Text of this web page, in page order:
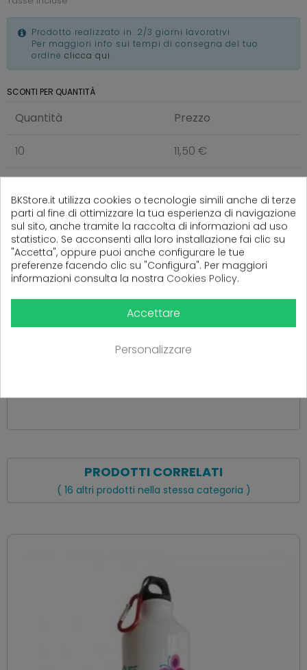
Prodotto realizzato in: 2/3 giorni lavorativi
Per maggiori info sui tempi di consegna del tuo
ordine clicca qui.
SCONTI PER QUANTITÀ
Quantità Prezzo
10 11,50 €
25 10,00 €
50 9,00 €
( 0Recensioni)
Ancora nessuna recensione da parte degli utenti.
PRODOTTI CORRELATI
( 16 altri prodotti nella stessa categoria )
BKStore.it utilizza cookies o tecnologie simili anche di terze
parti al fine di ottimizzare la tua esperienza di navigazione
sul sito, anche tramite la raccolta di informazioni ad uso
statistico. Se acconsenti alla loro installazione fai clic su
"Accetta", oppure puoi anche configurare le tue
preferenze facendo clic su "Configura". Per maggiori
informazioni consulta la nostra Cookies Policy.
Accettare
Personalizzare